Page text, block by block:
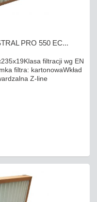
PRO 550 EC...
filtracji wg EN
filtra: kartonowaWkład
Z-line